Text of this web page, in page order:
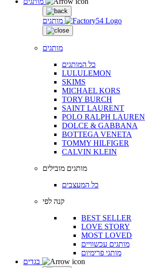
מותגים
מותגים
כל המותגים
LULULEMON
SKIMS
MICHAEL KORS
TORY BURCH
SAINT LAURENT
POLO RALPH LAUREN
DOLCE & GABBANA
BOTTEGA VENETA
TOMMY HILFIGER
CALVIN KLEIN
מותגים מובילים
כל המעצבים
קנה לפי
BEST SELLER
LOVE STORY
MOST LOVED
מותגים עכשוויים
מותגי פרימיום